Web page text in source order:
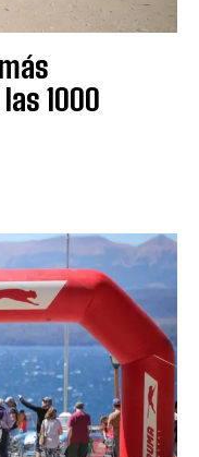
1000